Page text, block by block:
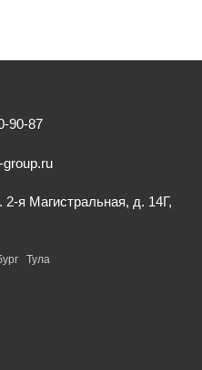
90-87
я Магистральная, д. 14Г,
Тула